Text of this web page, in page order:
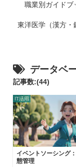
職業別ガイドブ
東洋医学（漢方・
データベ
記事数:(44)
IT活用
イベントソーシング
態管理